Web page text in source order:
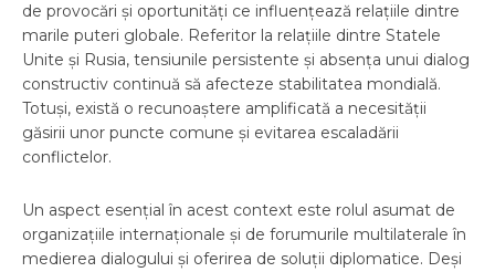
de provocări și oportunități ce influențează relațiile dintre
marile puteri globale. Referitor la relațiile dintre Statele
Unite și Rusia, tensiunile persistente și absența unui dialog
constructiv continuă să afecteze stabilitatea mondială.
Totuși, există o recunoaștere amplificată a necesității
găsirii unor puncte comune și evitarea escaladării
conflictelor.
Un aspect esențial în acest context este rolul asumat de
organizațiile internaționale și de forumurile multilaterale în
medierea dialogului și oferirea de soluții diplomatice. Deși